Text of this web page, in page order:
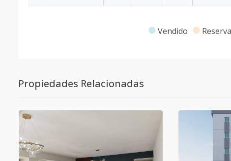
Vendido
Propiedades Relacionadas